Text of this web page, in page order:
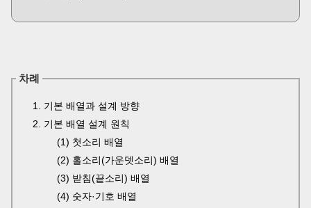
차례
1. 기본 배열과 설계 방향
2. 기본 배열 설계 원칙
(1) 첫소리 배열
(2) 홀소리(가운뎃소리) 배열
(3) 받침(끝소리) 배열
(4) 숫자·기호 배열